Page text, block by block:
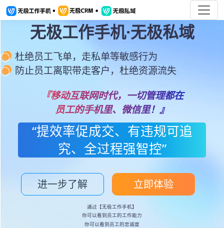
无极工作手机·无极私域
杜绝员工飞单，走私单等敏感行为
防止员工离职带走客户，杜绝资源流失
『移动互联网时代，一切管理都在
员工的手机里、微信里！』
“提效率促成交、有违规可追
究、全过程强智控”
进一步了解 立即体验
通过【无极工作手机】
你可以看到员工的工作能力
你可以看到员工的忠诚度